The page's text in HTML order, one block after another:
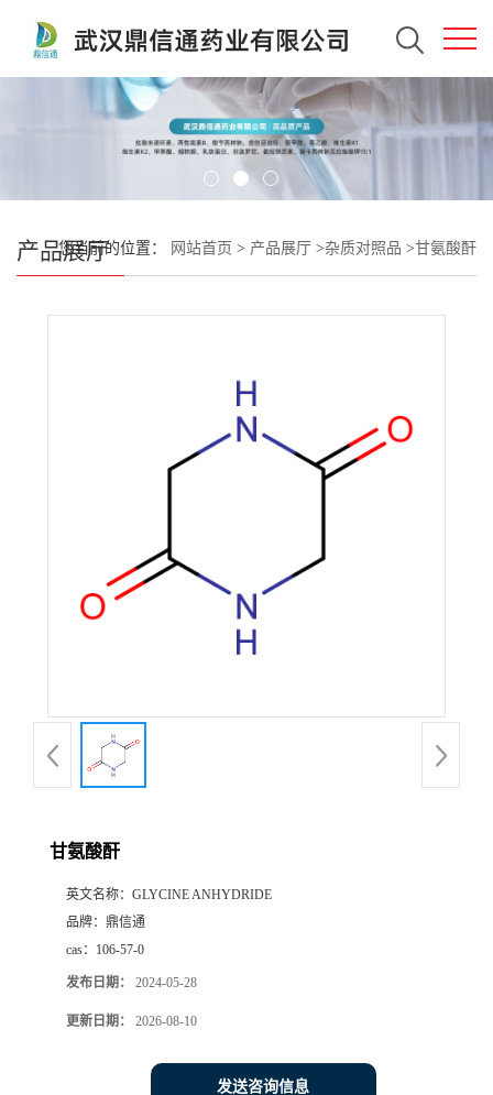
产品展厅
您当前的位置： 网站首页 > 产品展厅 >杂质对照品 >甘氨酸酐
甘氨酸酐
英文名称： GLYCINE ANHYDRIDE
品牌： 鼎信通
cas： 106-57-0
发布日期： 2024-05-28
更新日期： 2026-08-10
发送咨询信息